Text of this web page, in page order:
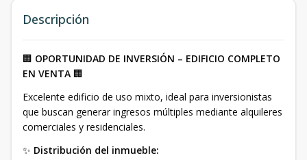
Descripción
🏢 OPORTUNIDAD DE INVERSIÓN – EDIFICIO COMPLETO
EN VENTA 🏢
Excelente edificio de uso mixto, ideal para inversionistas
que buscan generar ingresos múltiples mediante alquileres
comerciales y residenciales.
✨ Distribución del inmueble: